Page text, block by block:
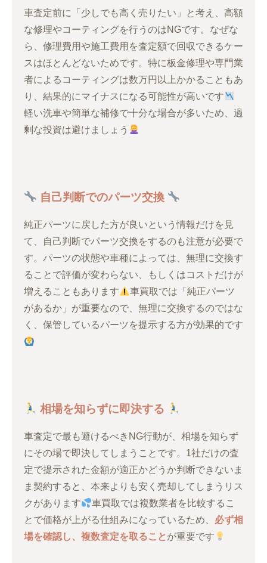
車査定前に「少しでも高く売りたい」と考え、高額
な修理やコーティングを行うのはNGです。なぜな
ら、修理費用や施工費用を査定額で回収できるケー
スはほとんどないためです。特に板金修理や専門業
者によるコーティングは数万円以上かかることもあ
り、結果的にマイナスになる可能性が高いです
軽い洗車や簡単な補修で十分な場合が多いため、過
剰な投資は避けましょう
自己判断でのパーツ交換
純正パーツに戻した方が良いという情報だけを見
て、自己判断でパーツ交換をするのも注意が必要で
す。パーツの状態や車種によっては、無理に交換す
ることで評価が変わらない、もしくはコストだけが
増えることもあります
車買取では「純正パーツ
があるか」が重要なので、無理に交換するのではな
く、保管しているパーツを提示する方が効果的です
相場を知らずに即決する
車査定で最も避けるべきNG行動が、相場を知らず
にその場で即決してしまうことです。1社だけの査
定で提示された金額が適正かどうか判断できないま
ま契約すると、本来よりも安く売却してしまうリス
クがあります
車買取では複数業者を比較するこ
とで価格が上がる仕組みになっているため、 必ず相
場を確認し、複数査定を取ること が重要です